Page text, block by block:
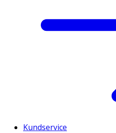
Kundservice